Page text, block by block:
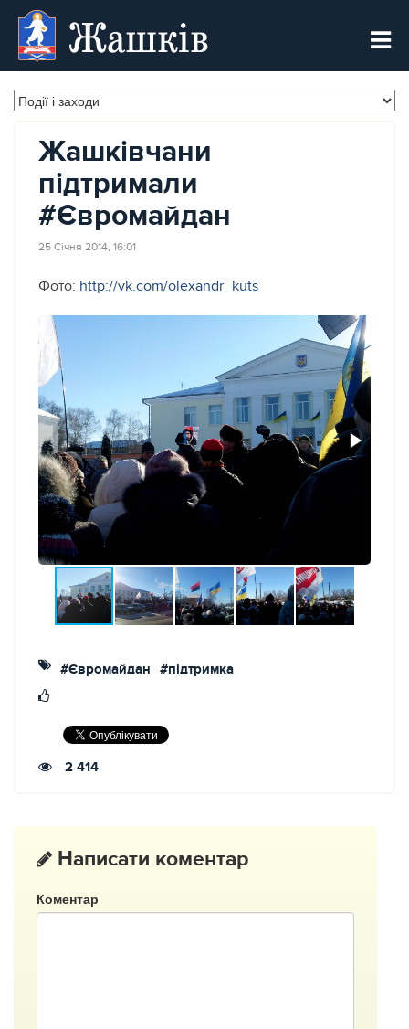
Жашків
Жашківчани
підтримали
#Євромайдан
25 Січня 2014, 16:01
Фото: http://vk.com/olexandr_kuts
#Євромайдан #підтримка
2 414
Написати коментар
Коментар